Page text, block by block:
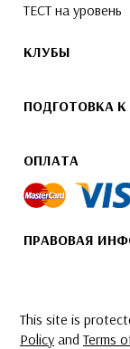
ТЕСТ на уровень
КЛУБЫ
ПОДГОТОВКА К
ОПЛАТА
ПРАВОВАЯ
This site is
Policy andTerms